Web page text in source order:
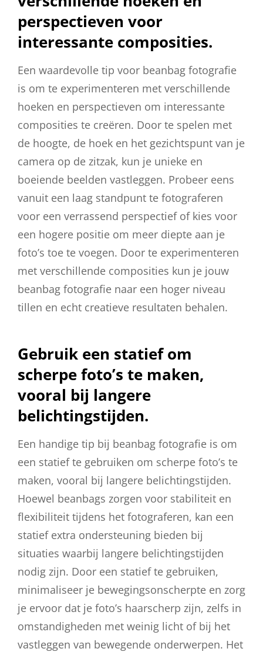
perspectieven voor
interessante composities.
Een waardevolle tip voor beanbag fotografie
is om te experimenteren met verschillende
hoeken en perspectieven om interessante
composities te creëren. Door te spelen met
de hoogte, de hoek en het gezichtspunt van je
camera op de zitzak, kun je unieke en
boeiende beelden vastleggen. Probeer eens
vanuit een laag standpunt te fotograferen
voor een verrassend perspectief of kies voor
een hogere positie om meer diepte aan je
foto’s toe te voegen. Door te experimenteren
met verschillende composities kun je jouw
beanbag fotografie naar een hoger niveau
tillen en echt creatieve resultaten behalen.
Gebruik een statief om
scherpe foto’s te maken,
vooral bij langere
belichtingstijden.
Een handige tip bij beanbag fotografie is om
een statief te gebruiken om scherpe foto’s te
maken, vooral bij langere belichtingstijden.
Hoewel beanbags zorgen voor stabiliteit en
flexibiliteit tijdens het fotograferen, kan een
statief extra ondersteuning bieden bij
situaties waarbij langere belichtingstijden
nodig zijn. Door een statief te gebruiken,
minimaliseer je bewegingsonscherpte en zorg
je ervoor dat je foto’s haarscherp zijn, zelfs in
omstandigheden met weinig licht of bij het
vastleggen van bewegende onderwerpen. Het